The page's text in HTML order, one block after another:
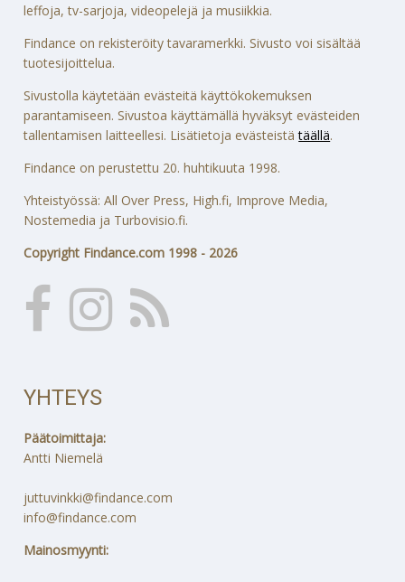
leffoja, tv-sarjoja, videopelejä ja musiikkia.
Findance on rekisteröity tavaramerkki. Sivusto voi sisältää
tuotesijoittelua.
Sivustolla käytetään evästeitä käyttökokemuksen
parantamiseen. Sivustoa käyttämällä hyväksyt evästeiden
tallentamisen laitteellesi. Lisätietoja evästeistätäällä.
Findance on perustettu 20. huhtikuuta 1998.
Yhteistyössä: All Over Press, High.fi, Improve Media,
Nostemedia ja Turbovisio.fi.
Copyright Findance.com 1998 - 2026
YHTEYS
Päätoimittaja:
Antti Niemelä
juttuvinkki@findance.com
info@findance.com
Mainosmyynti: